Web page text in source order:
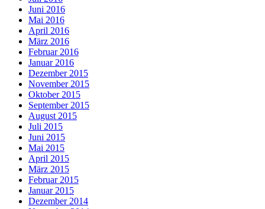
Juni 2016
Mai 2016
April 2016
März 2016
Februar 2016
Januar 2016
Dezember 2015
November 2015
Oktober 2015
September 2015
August 2015
Juli 2015
Juni 2015
Mai 2015
April 2015
März 2015
Februar 2015
Januar 2015
Dezember 2014